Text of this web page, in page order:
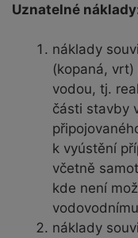
Uznatelné
náklady
(kopaná,
vodou, tj.
části stavby
k vyústění
včetně
kde není
náklady